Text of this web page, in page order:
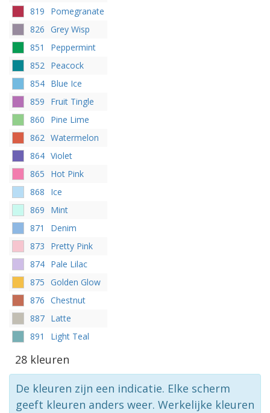
819
Pomegranate
826 Grey Wisp
851
Peppermint
852 Peacock
854 Blue Ice
859
Fruit Tingle
860
Pine Lime
862 Watermelon
864 Violet
865
Hot Pink
868
Ice
869
Mint
871
Denim
873
Pretty Pink
874 Pale Lilac
875 Golden Glow
876 Chestnut
887 Latte
891
Light Teal
28 kleuren
De kleuren zijn een indicatie. Elke scherm
geeft kleuren anders weer. Werkelijke kleuren